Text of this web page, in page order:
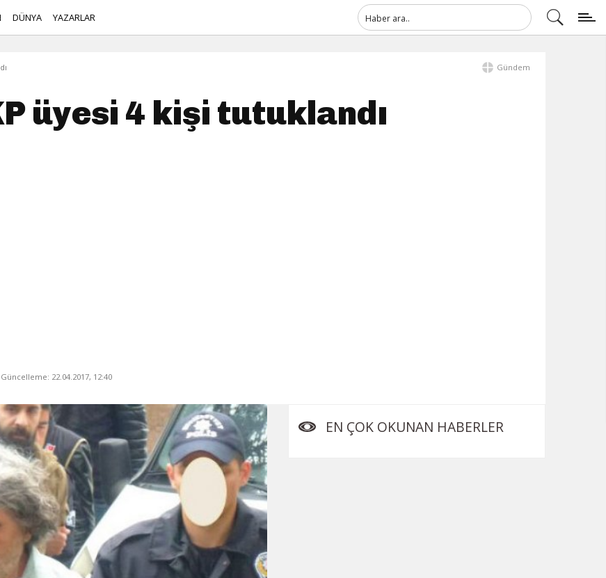
DÜNYA YAZARLAR
Gündem
üyesi 4 kişi tutuklandı
22.04.2017, 12:40
EN ÇOK OKUNAN HABERLER